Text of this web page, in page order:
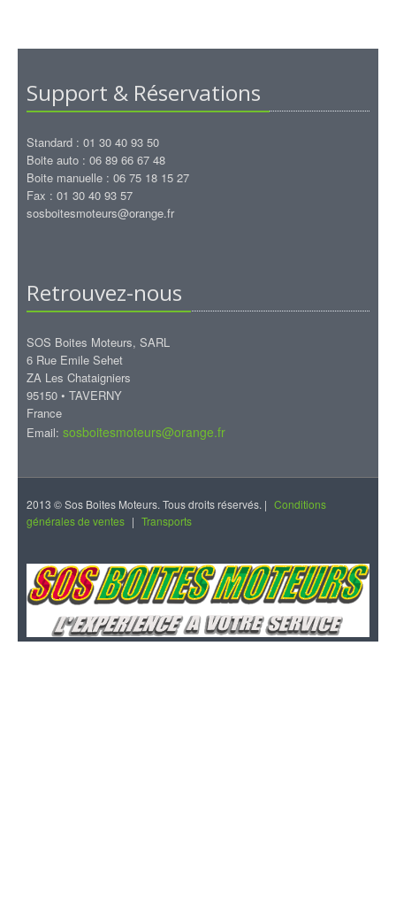
Support & Réservations
Standard : 01 30 40 93 50
Boite auto : 06 89 66 67 48
Boite manuelle : 06 75 18 15 27
Fax : 01 30 40 93 57
sosboitesmoteurs@orange.fr
Retrouvez-nous
SOS Boites Moteurs, SARL
6 Rue Emile Sehet
ZA Les Chataigniers
95150 • TAVERNY
France
Email: sosboitesmoteurs@orange.fr
2013 © Sos Boites Moteurs. Tous droits réservés. | Conditions
générales de ventes | Transports